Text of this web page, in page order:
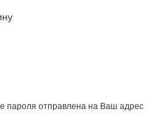
пароля отправлена на Ваш адрес